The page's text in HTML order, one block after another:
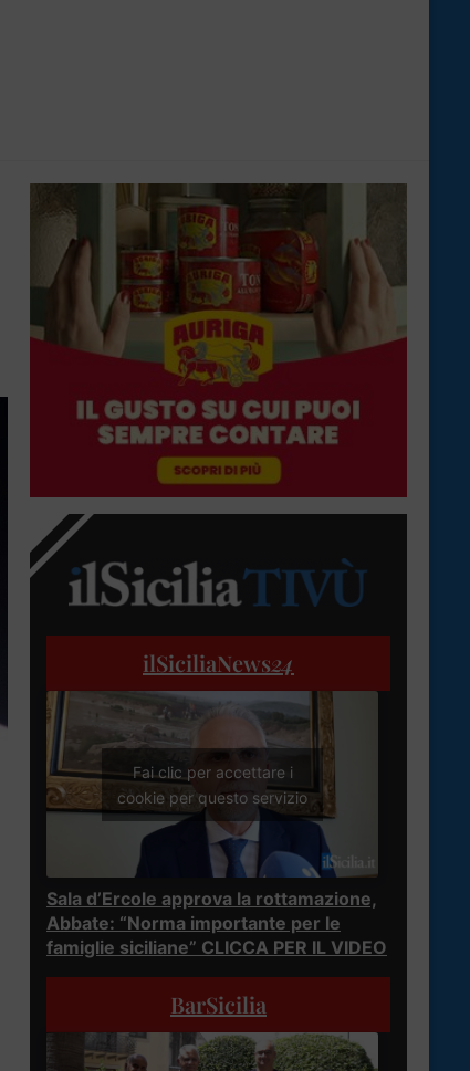
ilSiciliaNews24
Fai clic per accettare i
cookie per questo servizio
Sala d’Ercole approva la rottamazione,
Abbate: “Norma importante per le
famiglie siciliane” CLICCA PER IL VIDEO
BarSicilia